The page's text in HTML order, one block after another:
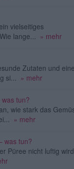
vielseitiges
lange...
» mehr
Zutaten und eine
» mehr
tun?
wie stark das
» mehr
was tun?
Püree nicht luftig